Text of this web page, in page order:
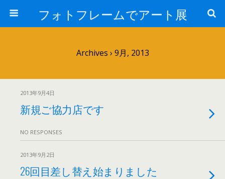
フォトフレームでアート展
Archives › 9月, 2013
2013年9月4日
新規ご協力店です
NO RESPONSES
2013年9月2日
26回目差し替え始まりました